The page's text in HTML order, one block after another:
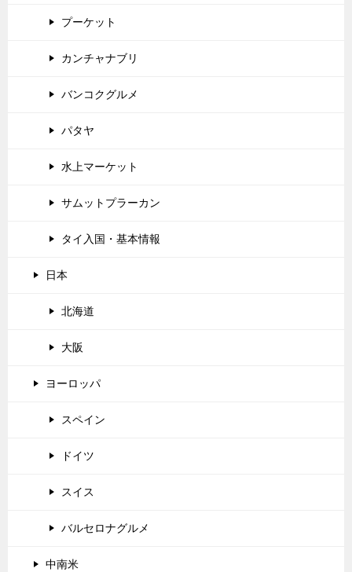
プーケット
カンチャナブリ
バンコクグルメ
パタヤ
水上マーケット
サムットプラーカン
タイ入国・基本情報
日本
北海道
大阪
ヨーロッパ
スペイン
ドイツ
スイス
バルセロナグルメ
中南米